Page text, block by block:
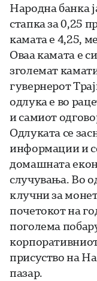
Народна банка
стапка за 0,25
камата е 4,25,
Оваа камата е
зголемат
гувернерот
одлука е во
и самиот
Одлуката се
информации и
домашната
случувања. Во
клучни за
почетокот на
поголема
присуство на
пазар.